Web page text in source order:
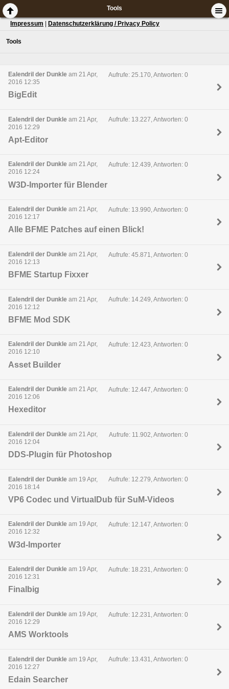
Tools
Impressum Datenschutzerklärung / Privacy Policy
Tools
Ealendril der Dunkle am 21 Apr,
2016 12:35
Aufrufe: 25.170, Antworten: 0
BigEdit
Ealendril der Dunkle am 21 Apr,
2016 12:29
Aufrufe: 13.227, Antworten: 0
Apt-Editor
Ealendril der Dunkle am 21 Apr,
2016 12:24
Aufrufe: 12.439, Antworten: 0
W3D-Importer für Blender
Ealendril der Dunkle am 21 Apr,
2016 12:17
Aufrufe: 13.990, Antworten: 0
Alle BFME Patches auf einen Blick!
Ealendril der Dunkle am 21 Apr,
2016 12:13
Aufrufe: 45.871, Antworten: 0
BFME Startup Fixxer
Ealendril der Dunkle am 21 Apr,
2016 12:12
Aufrufe: 14.249, Antworten: 0
BFME Mod SDK
Ealendril der Dunkle am 21 Apr,
2016 12:10
Aufrufe: 12.423, Antworten: 0
Asset Builder
Ealendril der Dunkle am 21 Apr,
2016 12:06
Aufrufe: 12.447, Antworten: 0
Hexeditor
Ealendril der Dunkle am 21 Apr,
2016 12:04
Aufrufe: 11.902, Antworten: 0
DDS-Plugin für Photoshop
Ealendril der Dunkle am 19 Apr,
2016 18:14
Aufrufe: 12.279, Antworten: 0
VP6 Codec und VirtualDub für SuM-Videos
Ealendril der Dunkle am 19 Apr,
2016 12:32
Aufrufe: 12.147, Antworten: 0
W3d-Importer
Ealendril der Dunkle am 19 Apr,
2016 12:31
Aufrufe: 18.231, Antworten: 0
Finalbig
Ealendril der Dunkle am 19 Apr,
2016 12:29
Aufrufe: 12.231, Antworten: 0
AMS Worktools
Ealendril der Dunkle am 19 Apr,
2016 12:27
Aufrufe: 13.431, Antworten: 0
Edain Searcher